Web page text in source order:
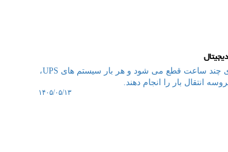
سیب پال: برق خیلی از مراکز داده در طول هفته و برای چند ساعت قطع می شود و هر بار سیستم های UPS،
۱۴۰۵/۰۵/۱۳